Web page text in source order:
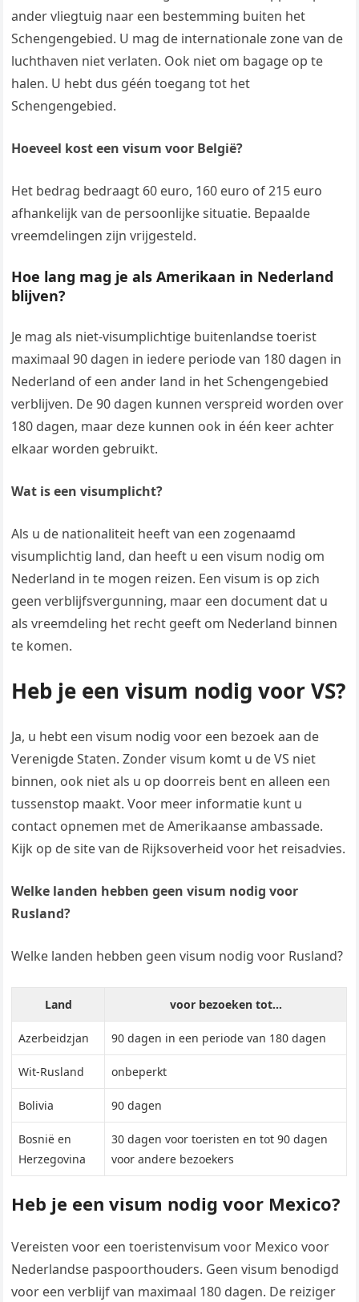
ander vliegtuig naar een bestemming buiten het
Schengengebied. U mag de internationale zone van de
luchthaven niet verlaten. Ook niet om bagage op te
halen. U hebt dus géén toegang tot het
Schengengebied.
Hoeveel kost een visum voor België?
Het bedrag bedraagt 60 euro, 160 euro of 215 euro
afhankelijk van de persoonlijke situatie. Bepaalde
vreemdelingen zijn vrijgesteld.
Hoe lang mag je als Amerikaan in Nederland
blijven?
Je mag als niet-visumplichtige buitenlandse toerist
maximaal 90 dagen in iedere periode van 180 dagen in
Nederland of een ander land in het Schengengebied
verblijven. De 90 dagen kunnen verspreid worden over
180 dagen, maar deze kunnen ook in één keer achter
elkaar worden gebruikt.
Wat is een visumplicht?
Als u de nationaliteit heeft van een zogenaamd
visumplichtig land, dan heeft u een visum nodig om
Nederland in te mogen reizen. Een visum is op zich
geen verblijfsvergunning, maar een document dat u
als vreemdeling het recht geeft om Nederland binnen
te komen.
Heb je een visum nodig voor VS?
Ja, u hebt een visum nodig voor een bezoek aan de
Verenigde Staten. Zonder visum komt u de VS niet
binnen, ook niet als u op doorreis bent en alleen een
tussenstop maakt. Voor meer informatie kunt u
contact opnemen met de Amerikaanse ambassade.
Kijk op de site van de Rijksoverheid voor het reisadvies.
Welke landen hebben geen visum nodig voor
Rusland?
Welke landen hebben geen visum nodig voor Rusland?
Land voor bezoeken tot…
Azerbeidzjan 90 dagen in een periode van 180 dagen
Wit-Rusland onbeperkt
Bolivia 90 dagen
Bosnië en
Herzegovina
30 dagen voor toeristen en tot 90 dagen
voor andere bezoekers
Heb je een visum nodig voor Mexico?
Vereisten voor een toeristenvisum voor Mexico voor
Nederlandse paspoorthouders. Geen visum benodigd
voor een verblijf van maximaal 180 dagen. De reiziger